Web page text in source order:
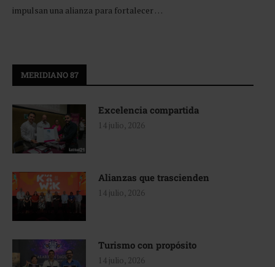
impulsan una alianza para fortalecer …
MERIDIANO 87
Excelencia compartida
14 julio, 2026
Alianzas que trascienden
14 julio, 2026
Turismo con propósito
14 julio, 2026